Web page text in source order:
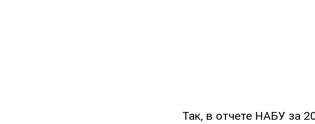
Так, в отчете НАБУ за